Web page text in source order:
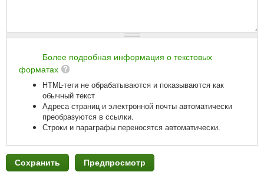
Более подробная информация о текстовых
форматах
HTML-теги не обрабатываются и показываются как
обычный текст
Адреса страниц и электронной почты автоматически
преобразуются в ссылки.
Строки и параграфы переносятся автоматически.